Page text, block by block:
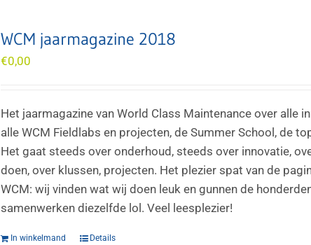
WCM jaarmagazine 2018
€0,00
Het jaarmagazine van World Class Maintenance over alle
alle WCM Fieldlabs en projecten, de Summer School, de
Het gaat steeds over onderhoud, steeds over innovatie,
doen, over klussen, projecten. Het plezier spat van de
WCM: wij vinden wat wij doen leuk en gunnen de
samenwerken diezelfde lol. Veel leesplezier!
In winkelmand Details